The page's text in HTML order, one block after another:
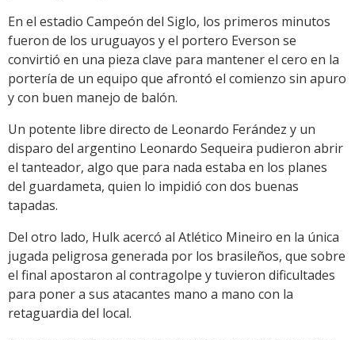
En el estadio Campeón del Siglo, los primeros minutos
fueron de los uruguayos y el portero Everson se
convirtió en una pieza clave para mantener el cero en la
portería de un equipo que afrontó el comienzo sin apuro
y con buen manejo de balón.
Un potente libre directo de Leonardo Ferández y un
disparo del argentino Leonardo Sequeira pudieron abrir
el tanteador, algo que para nada estaba en los planes
del guardameta, quien lo impidió con dos buenas
tapadas.
Del otro lado, Hulk acercó al Atlético Mineiro en la única
jugada peligrosa generada por los brasileños, que sobre
el final apostaron al contragolpe y tuvieron dificultades
para poner a sus atacantes mano a mano con la
retaguardia del local.